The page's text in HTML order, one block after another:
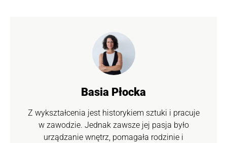
Basia Płocka
Z wykształcenia jest historykiem sztuki i pracuje
w zawodzie. Jednak zawsze jej pasja było
urządzanie wnętrz, pomagała rodzinie i